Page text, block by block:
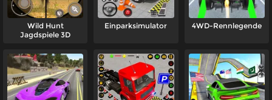
Wild Hunt
Jagdspiele 3D
Einparksimulator 4WD-Rennlegende